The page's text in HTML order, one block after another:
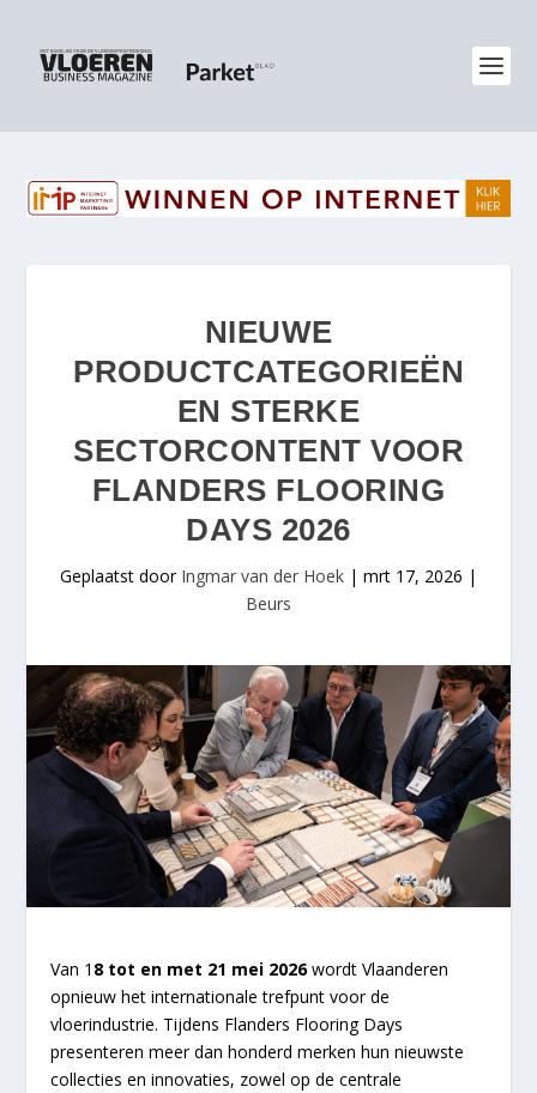
NIEUWE
PRODUCTCATEGORIEËN
EN STERKE
SECTORCONTENT VOOR
FLANDERS FLOORING
DAYS 2026
Geplaatst door Ingmar van der Hoek | mrt 17, 2026 |
Beurs
Van 1 8 tot en met 21 mei 2026wordt Vlaanderen
opnieuw het internationale trefpunt voor de
vloerindustrie. Tijdens Flanders Flooring Days
presenteren meer dan honderd merken hun nieuwste
collecties en innovaties, zowel op de centrale